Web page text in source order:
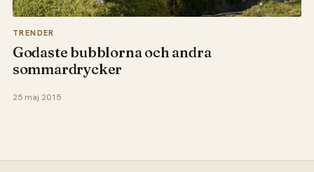
TRENDER
Godaste bubblorna och andra
sommardrycker
25 maj 2015